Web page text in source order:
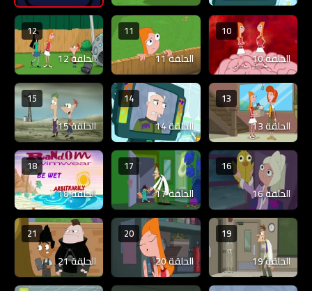
10
الحلقة 10
11
الحلقة 11
12
الحلقة 12
13
الحلقة 13
14
الحلقة 14
15
الحلقة 15
16
الحلقة 16
17
الحلقة 17
18
الحلقة 18
19
الحلقة 19
20
الحلقة 20
21
الحلقة 21